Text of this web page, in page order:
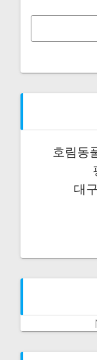
호림동
대